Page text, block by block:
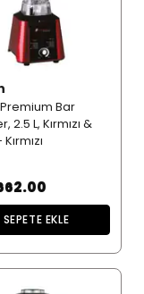
Bar
2.5 L, Kırmızı &
SEPETE EKLE